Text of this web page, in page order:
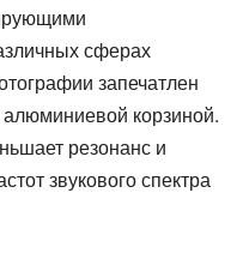
сферах
запечатлен
алюминиевой корзиной.
резонанс и
звукового спектра